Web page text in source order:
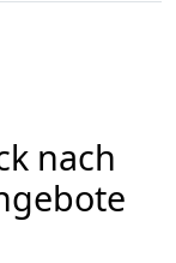
nach